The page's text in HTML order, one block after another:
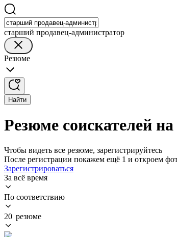
старший продавец-администратор
Резюме
Найти
Резюме соискателей
Чтобы видеть все резюме, зарегистрируйтесь
После регистрации покажем ещё 1 и откроем
Зарегистрироваться
За всё время
По соответствию
20 резюме